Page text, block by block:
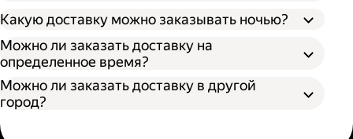
Какую доставку можно заказывать ночью?
Можно ли заказать доставку на
определенное время?
Можно ли заказать доставку в другой
город?